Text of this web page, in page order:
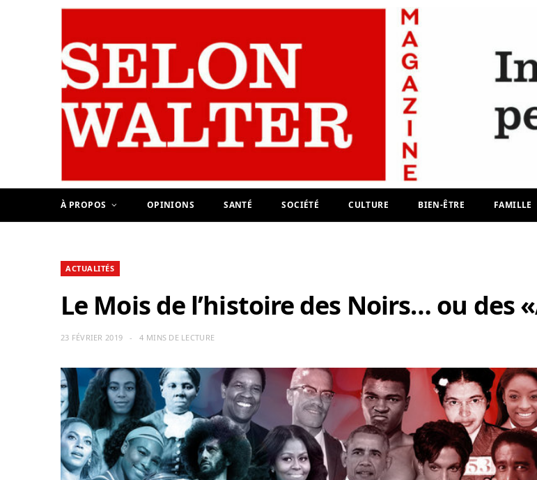
À PROPOS OPINIONS SANTÉ SOCIÉTÉ CULTURE BIEN-ÊTRE FAMILLE
ACTUALITÉS
Le Mois de l’histoire des Noirs… ou des
23 FÉVRIER 2019 4 MINS DE LECTURE